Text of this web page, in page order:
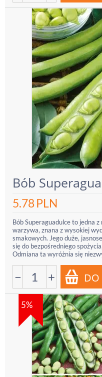
Bób
5.78PLN
Bób Superaguadulce to jedna
warzywa, znana z wysokiej
smakowych. Jego duże,
się do bezpośredniego
Odmiana ta wyróżnia się
− +
5%